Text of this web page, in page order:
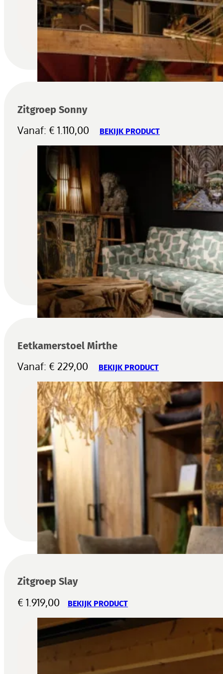
Zitgroep Sonny
Vanaf: € 1.110,00 BEKIJK PRODUCT
Eetkamerstoel Mirthe
Vanaf: € 229,00 BEKIJK PRODUCT
Zitgroep Slay
€ 1.919,00 BEKIJK PRODUCT